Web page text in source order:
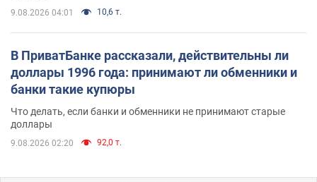
9.08.2026 04:01 10,6 т.
В ПриватБанке рассказали, действительны ли
доллары 1996 года: принимают ли обменники и
банки такие купюры
Что делать, если банки и обменники не принимают старые
доллары
9.08.2026 02:20 92,0 т.